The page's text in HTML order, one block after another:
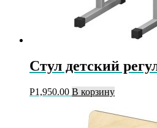
Стул детский
Р1,950.00 В корзину